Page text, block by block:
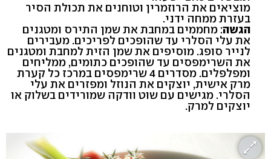
מוציאים את הרוזמרין וטוחנים את תכולת הסיר
בעזרת ממחה ידני.
הגשה: מחממים במחבת את שמן התירס ומטגנים
את עלי הסלרי עד שהופכים לפריכים. מעבירים
לנייר סופג. מוסיפים את שמן הזית למחבת ומטגנים
את השרימפסים עד שהופכים כתומים, ממליחים
ומפלפלים. מסדרים 4 שרימפסים במרכז כל קערת
מרק אישית, יוצקים את הנוזל ומפזרים את עלי
הסלרי. מגישים עם שוט וודקה שמורידים בשלוק או
יוצקים למרק.